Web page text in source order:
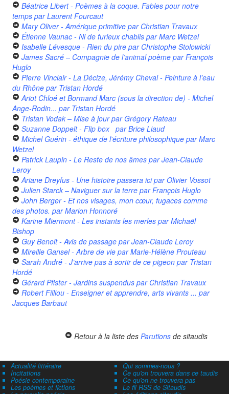
Béatrice Libert - Poèmes à la coque. Fables pour notre
temps par Laurent Fourcaut
Mary Oliver - Amérique primitive par Christian Travaux
Étienne Vaunac - Ni de furieux chablis par Marc Wetzel
Isabelle Lévesque - Rien du pire par Christophe Stolowicki
James Sacré – Compagnie de l’animal poème par François
Huglo
Pierre Vinclair - La Décize, Jérémy Cheval - Peinture à l’eau
du Rhône par Tristan Hordé
Ariot Chloé et Bormand Marc (sous la direction de) - Michel
Ange-Rodin... par Tristan Hordé
Tristan Vodak – Mise à jourpar Grégory Rateau
Suzanne Doppelt - Flip box par Brice Liaud
Michel Guérin - éthique de l'écriture philosophique par Marc
Wetzel
Patrick Laupin - Le Reste de nos âmes par Jean-Claude
Leroy
Ariane Dreyfus - Une histoire passera icipar Olivier Vossot
Julien Starck – Naviguer sur la terre par François Huglo
John Berger - Et nos visages, mon cœur, fugaces comme
des photos. par Marion Honnoré
Karine Miermont - Les instants les merles par Michaël
Bishop
Guy Benoit - Avis de passage par Jean-Claude Leroy
Mireille Gansel - Arbre de vie par Marie-Hélène Prouteau
Sarah André - J’arrive pas à sortir de ce pigeon par Tristan
Hordé
Gérard Pfister - Jardins suspendus par Christian Travaux
Robert Filliou - Enseigner et apprendre, arts vivants ... par
Jacques Barbaut
Retour à la liste des Parutions de sitaudis
Actualité littéraire
Incitations
Poésie contemporaine
Les poèmes et fictions
Qui sommes-nous ?
Ce qu'on trouvera dans ce taudis
Ce qu'on ne trouvera pas
Le fil RSS de Sitaudis